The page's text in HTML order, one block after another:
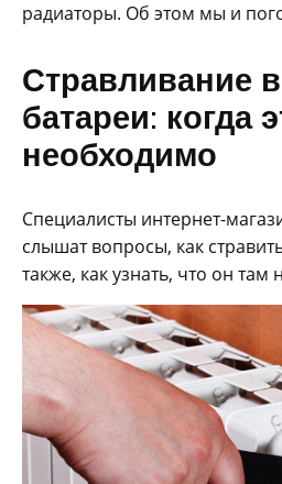
радиаторы. Об этом мы и
Стравливание
батареи: когда
необходимо
Специалисты интернет-
слышат вопросы, как
также, как узнать, что он там